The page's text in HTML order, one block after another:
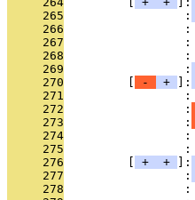
     265
                 :
     266
     267
     268
     269
                 :
     270
- + ]:
     271
     272
                 :
     273
                 :
     274
     275
     276
+ + ]:
     277
                 :
     278